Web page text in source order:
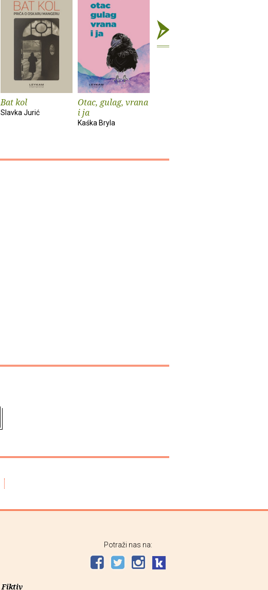
Bat kol
Slavka Jurić
Otac, gulag, vrana
i ja
Kaśka Bryla
Fiktiv
Potraži nas na: